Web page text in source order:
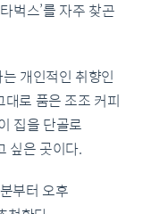
벅스’를 자주 찾곤
는 개인적인 취향인
대로 품은 조조 커피
집을 단골로
싶은 곳이다.
분부터 오후